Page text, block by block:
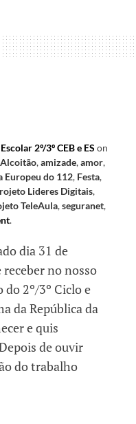
2º/3º CEB e ES on
Alcoitão,amizade,amor,
Europeu do 112, Festa,
Lideres Digitais,
TeleAula,seguranet,
.
dia 31 de
no nosso
do 2º/3º Ciclo e
da República da
e quis
de ouvir
do trabalho